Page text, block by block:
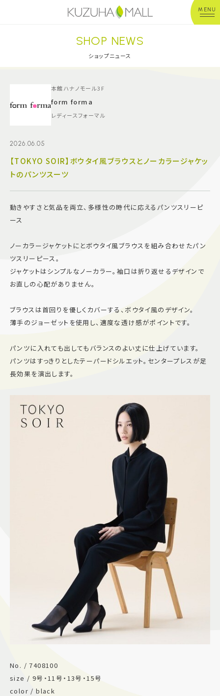
MENU
年中無休平 日：10:00~20:00
※店舗により異なる
ショップガイド
グルメ＆フード
キッズ＆ベビー
サイトマップ
プライバシーポリシー
SHOP NEWS
ショップニュース
本館ハナノモール3F
form forma
レディースフォーマル
2026.06.05
【TOKYO SOIR】ボウタイ風ブラウスとノーカラージャケッ
トのパンツスーツ
動きやすさと気品を両立、多様性の時代に応えるパンツスリーピ
ース
ノーカラージャケットにとボウタイ風ブラウスを組み合わせたパン
ツスリーピース。
ジャケットはシンプルなノーカラー。袖口は折り返せるデザインで
お直しの心配がありません。
ブラウスは首回りを優しくカバーする、ボウタイ風のデザイン。
薄手のジョーゼットを使用し、適度な透け感がポイントです。
パンツに入れても出してもバランスのよい丈に仕上げています。
パンツはすっきりとしたテーパードシルエット。センタープレスが足
長効果を演出します。
No. / 7408100
size / 9号・11号・13号・15号
color / black